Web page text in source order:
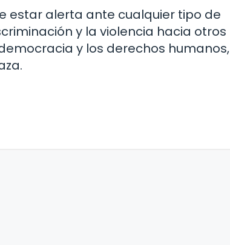
estar alerta ante cualquier tipo de
y la violencia hacia otros
y los derechos humanos,